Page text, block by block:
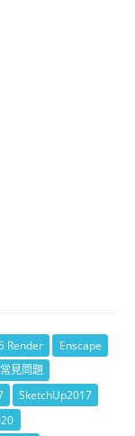
Render
Enscape
見問題
SketchUp2017